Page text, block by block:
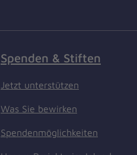
Spenden & Stiften
Jetzt unterstützen
Was Sie bewirken
Spendenmöglichkeiten